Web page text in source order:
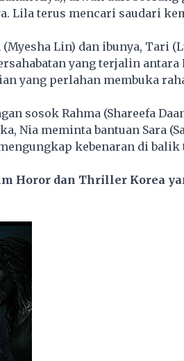
Lila terus mencari saudari
Lin) dan ibunya, Tari
yang terjalin antara
yang perlahan membuka
sosok Rahma (Shareefa
Nia meminta bantuan Sara
kebenaran di balik
Horor dan Thriller Korea